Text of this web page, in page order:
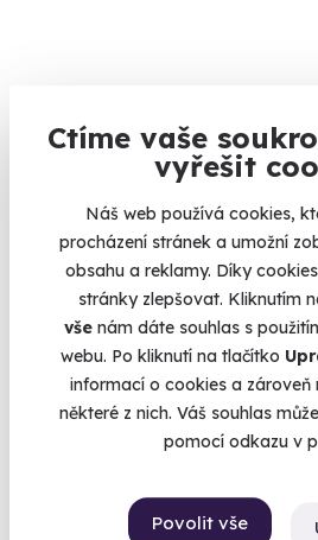
Ctíme vaše
vyřešit
Náš web používá cookies,
procházení stránek a umožní
obsahu a reklamy. Díky
stránky zlepšovat. Kliknutím
vše nám dáte souhlas s
webu. Po kliknutí na tlačítko
informací o cookies a zároveň
některé z nich. Váš souhlas
pomocí odkazu v
Povolit vše
Noc v Tančícím domě s
Zážitková noc přímo v centru Prahy.
Praha 2
4 990 Kč